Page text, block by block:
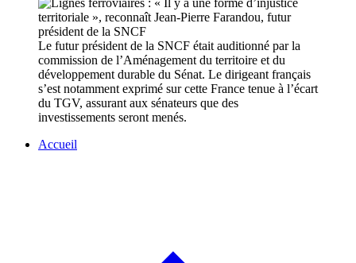
Le futur président de la SNCF était auditionné par la
commission de l’Aménagement du territoire et du
développement durable du Sénat. Le dirigeant français
s’est notamment exprimé sur cette France tenue à l’écart
du TGV, assurant aux sénateurs que des
investissements seront menés.
Accueil